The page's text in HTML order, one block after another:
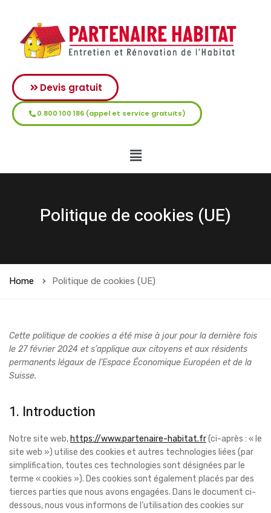
Devis gratuit
0 800 100 186 (appel et service gratuits)
Politique de cookies (UE)
Home Politique de cookies (UE)
Cette politique de cookies a été mise à jour pour la dernière fois
le 27 février 2024 et s’applique aux citoyens et aux résidents
permanents légaux de l’Espace Économique Européen et de la
Suisse.
1. Introduction
Notre site web, https://www.partenaire-habitat.fr(ci-après : « le
site web ») utilise des cookies et autres technologies liées (par
simplification, toutes ces technologies sont désignées par le
terme « cookies »). Des cookies sont également placés par des
tierces parties que nous avons engagées. Dans le document ci-
dessous, nous vous informons de l’utilisation des cookies sur